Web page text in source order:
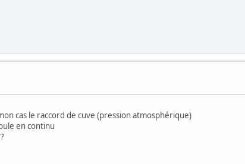
cas le raccord de cuve (pression atmosphérique)
en continu